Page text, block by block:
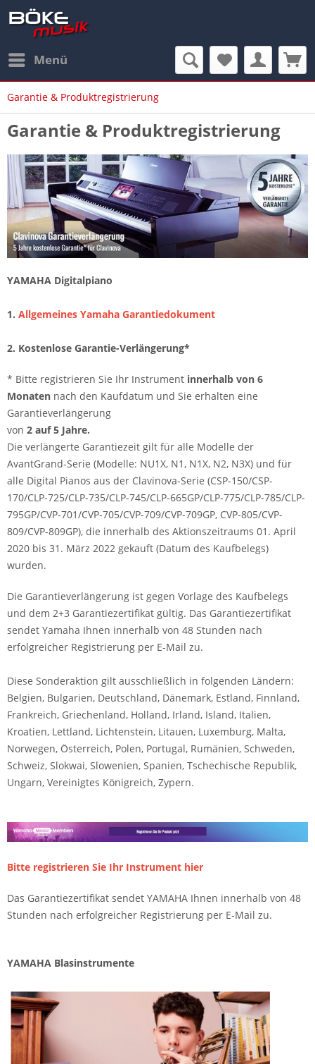
Menü
Garantie & Produktregistrierung
Garantie & Produktregistrierung
YAMAHA Digitalpiano
1. Allgemeines Yamaha Garantiedokument
2. Kostenlose Garantie-Verlängerung*
* Bitte registrieren Sie Ihr Instrument innerhalb von 6
Monaten nach den Kaufdatum und Sie erhalten eine
Garantieverlängerung
von 2 auf 5 Jahre.
Die verlängerte Garantiezeit gilt für alle Modelle der
AvantGrand-Serie (Modelle: NU1X, N1, N1X, N2, N3X) und für
alle Digital Pianos aus der Clavinova-Serie (CSP-150/CSP-
170/CLP-725/CLP-735/CLP-745/CLP-665GP/CLP-775/CLP-785/CLP-
795GP/CVP-701/CVP-705/CVP-709/CVP-709GP, CVP-805/CVP-
809/CVP-809GP), die innerhalb des Aktionszeitraums 01. April
2020 bis 31. März 2022 gekauft (Datum des Kaufbelegs)
wurden.
Die Garantieverlängerung ist gegen Vorlage des Kaufbelegs
und dem 2+3 Garantiezertifikat gültig. Das Garantiezertifikat
sendet Yamaha Ihnen innerhalb von 48 Stunden nach
erfolgreicher Registrierung per E-Mail zu.
Diese Sonderaktion gilt ausschließlich in folgenden Ländern:
Belgien, Bulgarien, Deutschland, Dänemark, Estland, Finnland,
Frankreich, Griechenland, Holland, Irland, Island, Italien,
Kroatien, Lettland, Lichtenstein, Litauen, Luxemburg, Malta,
Norwegen, Österreich, Polen, Portugal, Rumänien, Schweden,
Schweiz, Slokwai, Slowenien, Spanien, Tschechische Republik,
Ungarn, Vereinigtes Königreich, Zypern.
Bitte registrieren Sie Ihr Instrument hier
Das Garantiezertifikat sendet YAMAHA Ihnen innerhalb von 48
Stunden nach erfolgreicher Registrierung per E-Mail zu.
YAMAHA Blasinstrumente